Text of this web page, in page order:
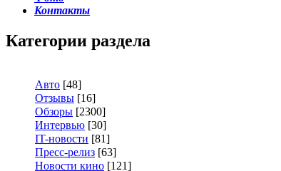
Контакты
Категории раздела
Авто [48]
Отзывы [16]
Обзоры [2300]
Интервью [30]
IT-новости [81]
Пресс-релиз [63]
Новости кино [121]